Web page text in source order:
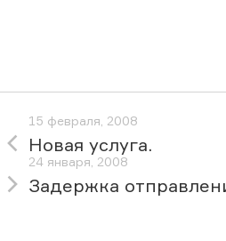
15 февраля, 2008
Новая услуга.
24 января, 2008
Задержка